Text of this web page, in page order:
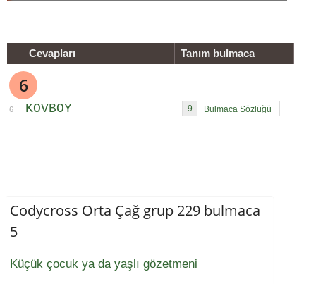
Cevapları Tanım bulmaca
6
6 KOVBOY 9
Codycross Orta Çağ grup 229 bulmaca
5
Küçük çocuk ya da yaşlı gözetmeni